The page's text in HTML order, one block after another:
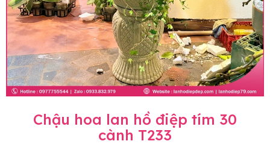
Chậu hoa lan hồ điệp tím 30
cành T233